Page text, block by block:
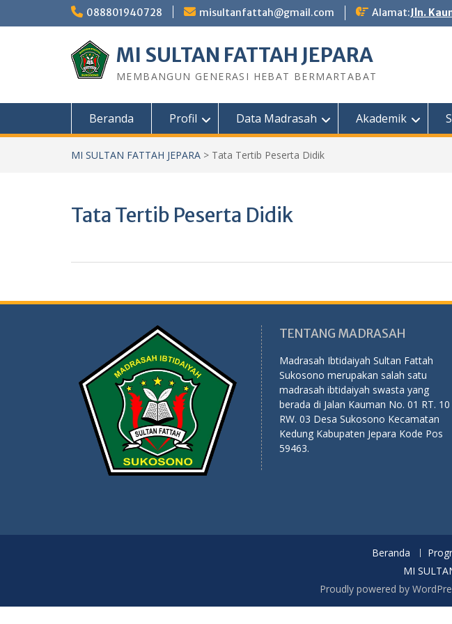
088801940728 misultanfattah@gmail.com Alamat:Jln.
MI SULTAN FATTAH JEPARA
MEMBANGUN GENERASI HEBAT BERMARTABAT
Beranda Profil Data Madrasah Akademik
MI SULTAN FATTAH JEPARA > Tata Tertib Peserta Didik
Tata Tertib Peserta Didik
TENTANG MADRASAH
Madrasah Ibtidaiyah Sultan Fattah
Sukosono merupakan salah satu
madrasah ibtidaiyah swasta yang
berada di Jalan Kauman No. 01 RT. 10
RW. 03 Desa Sukosono Kecamatan
Kedung Kabupaten Jepara Kode Pos
59463.
Beranda
MI
Proudly powered by